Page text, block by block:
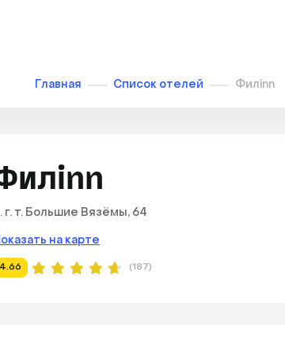
Главная Список отелей Филinn
г. т. Большие Вязёмы, 64
на карте
4.66 (187)